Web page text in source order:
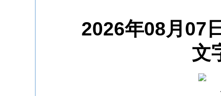
2026年08月07
文